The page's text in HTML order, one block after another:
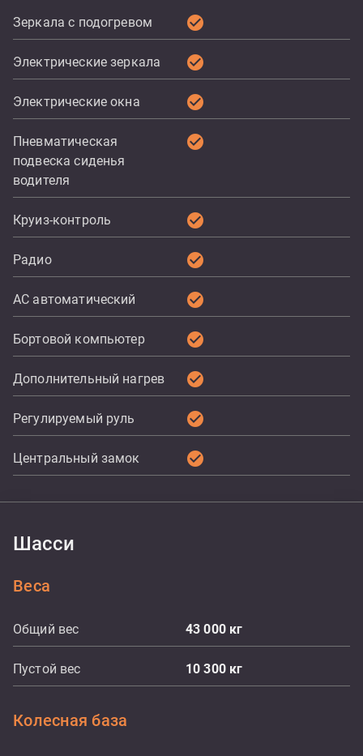
Зеркала с подогревом check_circle
Электрические зеркала check_circle
Электрические окна check_circle
Пневматическая
подвеска сиденья
водителя
check_circle
Круиз-контроль check_circle
Радио check_circle
AC автоматический check_circle
Бортовой компьютер check_circle
Дополнительный нагрев check_circle
Регулируемый руль check_circle
Центральный замок check_circle
Шасси
Веса
Общий вес 43 000 кг
Пустой вес 10 300 кг
Колесная база